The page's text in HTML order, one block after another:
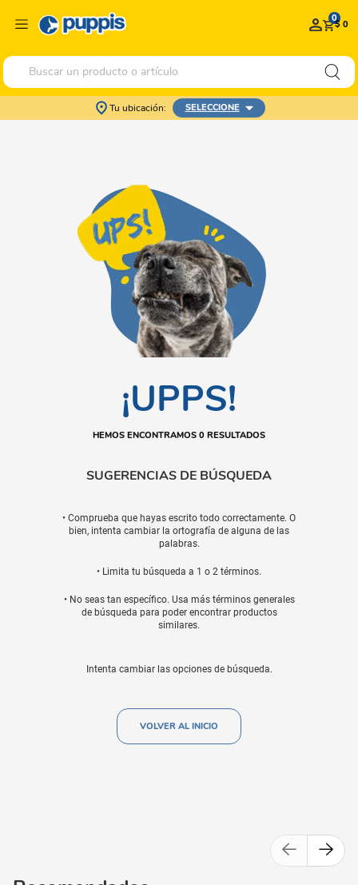
0$ 0
Buscar un producto o artículo
Tu ubicación: SELECCIONE
¡UPPS!
HEMOS ENCONTRAMOS 0 RESULTADOS
SUGERENCIAS DE BÚSQUEDA
• Comprueba que hayas escrito todo correctamente. O
bien, intenta cambiar la ortografía de alguna de las
palabras.
• Limita tu búsqueda a 1 o 2 términos.
• No seas tan específico. Usa más términos generales
de búsqueda para poder encontrar productos
similares.
Intenta cambiar las opciones de búsqueda.
VOLVER AL INICIO